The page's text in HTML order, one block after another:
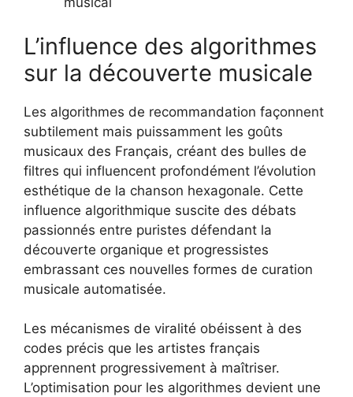
L’influence des algorithmes
sur la découverte musicale
Les algorithmes de recommandation façonnent
subtilement mais puissamment les goûts
musicaux des Français, créant des bulles de
filtres qui influencent profondément l’évolution
esthétique de la chanson hexagonale. Cette
influence algorithmique suscite des débats
passionnés entre puristes défendant la
découverte organique et progressistes
embrassant ces nouvelles formes de curation
musicale automatisée.
Les mécanismes de viralité obéissent à des
codes précis que les artistes français
apprennent progressivement à maîtriser.
L’optimisation pour les algorithmes devient une